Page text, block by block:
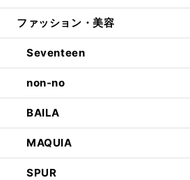
ファッション・美容
Seventeen
non-no
BAILA
MAQUIA
SPUR